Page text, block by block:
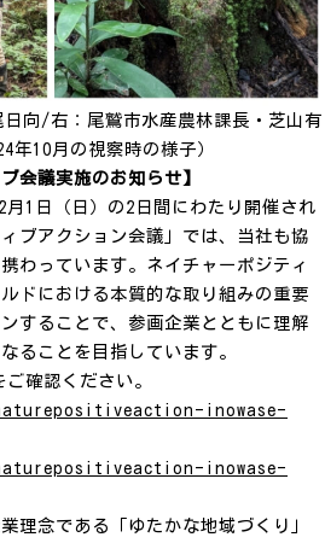
日向/右：尾鷲市水産農林課長・芝山有
10月の視察時の様子）
会議実施のお知らせ】
月1日（日）の2日間にわたり開催され
ブアクション会議」では、当社も協
わっています。ネイチャーポジティ
ドにおける本質的な取り組みの重要
することで、参画企業とともに理解
ることを目指しています。
確認ください。
inowase-
inowase-
理念である「ゆたかな地域づくり」